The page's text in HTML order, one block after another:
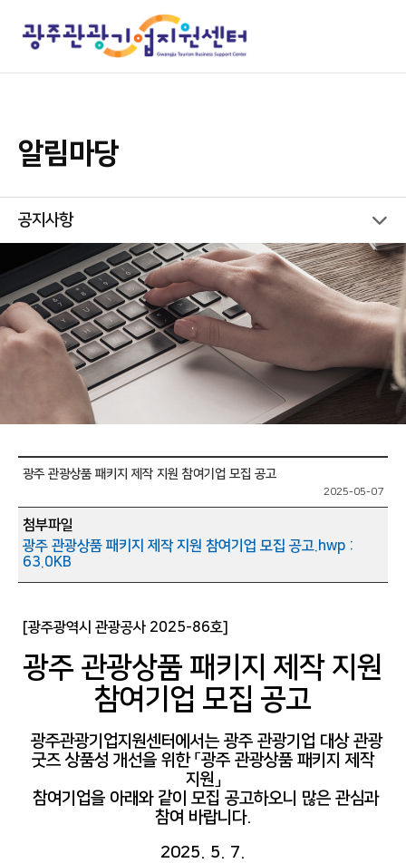
알림마당
공지사항
광주 관광상품 패키지 제작 지원 참여기업 모집 공고
2025-05-07
첨부파일
광주 관광상품 패키지 제작 지원 참여기업 모집 공고.hwp :
63.0KB
[광주광역시 관광공사 2025-86호]
광주 관광상품 패키지 제작 지원
참여기업 모집 공고
광주관광기업지원센터에서는 광주 관광기업 대상 관광
굿즈 상품성 개선을 위한 「광주 관광상품 패키지 제작
지원」
참여기업을 아래와 같이 모집 공고하오니 많은 관심과
참여 바랍니다.
2025. 5. 7.